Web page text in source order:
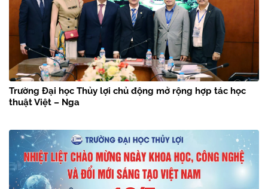
Trường Đại học Thủy lợi chủ động mở rộng hợp tác học
thuật Việt – Nga